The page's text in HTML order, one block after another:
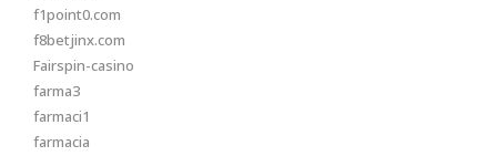
f1point0.com
f8betjinx.com
Fairspin-casino
farma3
farmaci1
farmacia